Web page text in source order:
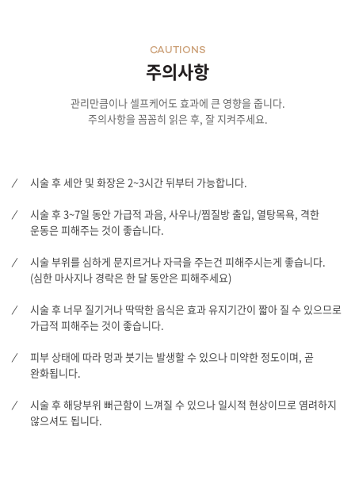
주의사항
CAUTIONS
관리만큼이나 셀프케어도 효과에 큰 영향을 줍니다.
주의사항을 꼼꼼히 읽은 후, 잘 지켜주세요.
시술 후 세안 및 화장은 2~3시간 뒤부터 가능합니다.
시술 후 3~7일 동안 가급적 과음, 사우나/찜질방 출입, 열탕목욕, 격한
운동은 피해주는 것이 좋습니다.
시술 부위를 심하게 문지르거나 자극을 주는건 피해주시는게 좋습니다.
(심한 마사지나 경락은 한 달 동안은 피해주세요)
시술 후 너무 질기거나 딱딱한 음식은 효과 유지기간이 짧아 질 수 있으므로
가급적 피해주는 것이 좋습니다.
피부 상태에 따라 멍과 붓기는 발생할 수 있으나 미약한 정도이며, 곧
완화됩니다.
시술 후 해당부위 뻐근함이 느껴질 수 있으나 일시적 현상이므로 염려하지
않으셔도 됩니다.